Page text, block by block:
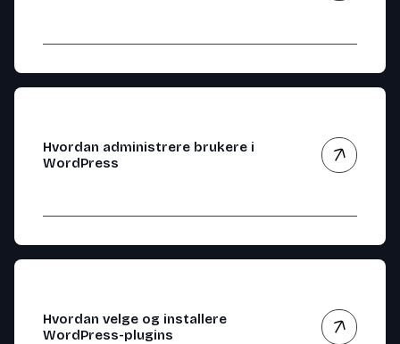
Hvordan administrere brukere i
WordPress
Hvordan velge og installere
WordPress-plugins